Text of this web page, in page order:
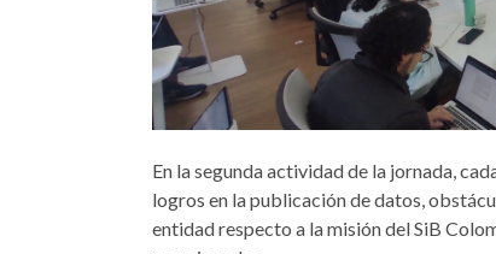
En la segunda actividad de la jornada,
logros en la publicación de datos,
entidad respecto a la misión del SiB